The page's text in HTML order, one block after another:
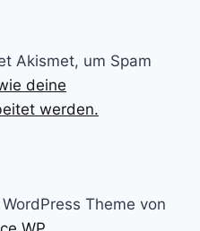
Akismet, um Spam
deine
werden.
Theme von